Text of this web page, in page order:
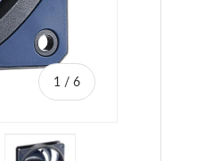
1 / of
6